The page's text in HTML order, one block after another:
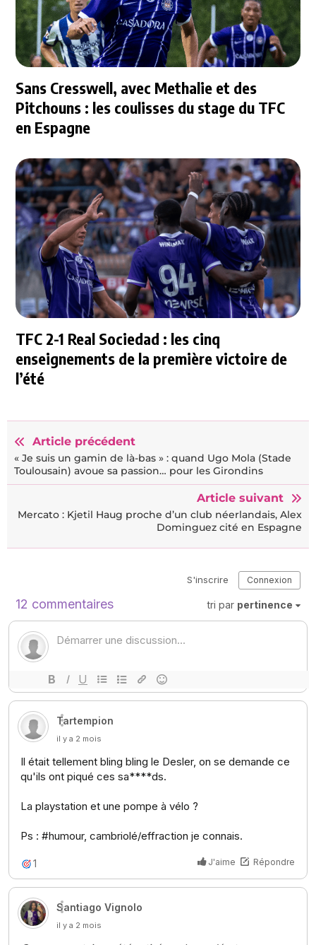
Sans Cresswell, avec Methalie et des
Pitchouns : les coulisses du stage du TFC
en Espagne
TFC 2-1 Real Sociedad : les cinq
enseignements de la première victoire de
l’été
Article précédent
« Je suis un gamin de là-bas » : quand Ugo Mola (Stade
Toulousain) avoue sa passion… pour les Girondins
Article suivant
Mercato : Kjetil Haug proche d’un club néerlandais, Alex
Dominguez cité en Espagne